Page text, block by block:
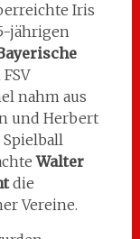
Iris
jährigen
nahm aus
und Herbert
Walter
die
Vereine.